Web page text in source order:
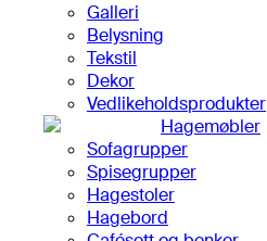
Galleri
Belysning
Tekstil
Dekor
Vedlikeholdsprodukter
Hagemøbler
Sofagrupper
Spisegrupper
Hagestoler
Hagebord